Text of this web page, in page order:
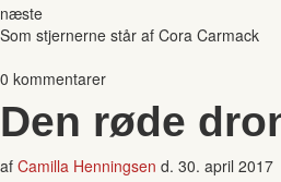
næste
Som stjernerne står af Cora Carmack
0 kommentarer
Den røde
af Camilla Henningsen d. 30. april 2017